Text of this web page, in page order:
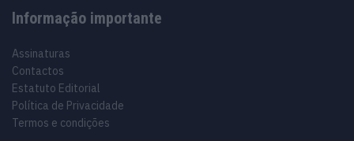
Informação importante
Assinaturas
Contactos
Estatuto Editorial
Política de Privacidade
Termos e condições